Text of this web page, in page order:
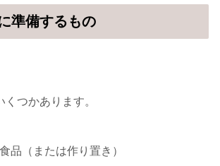
準備するもの
つかあります。
品（または作り置き）